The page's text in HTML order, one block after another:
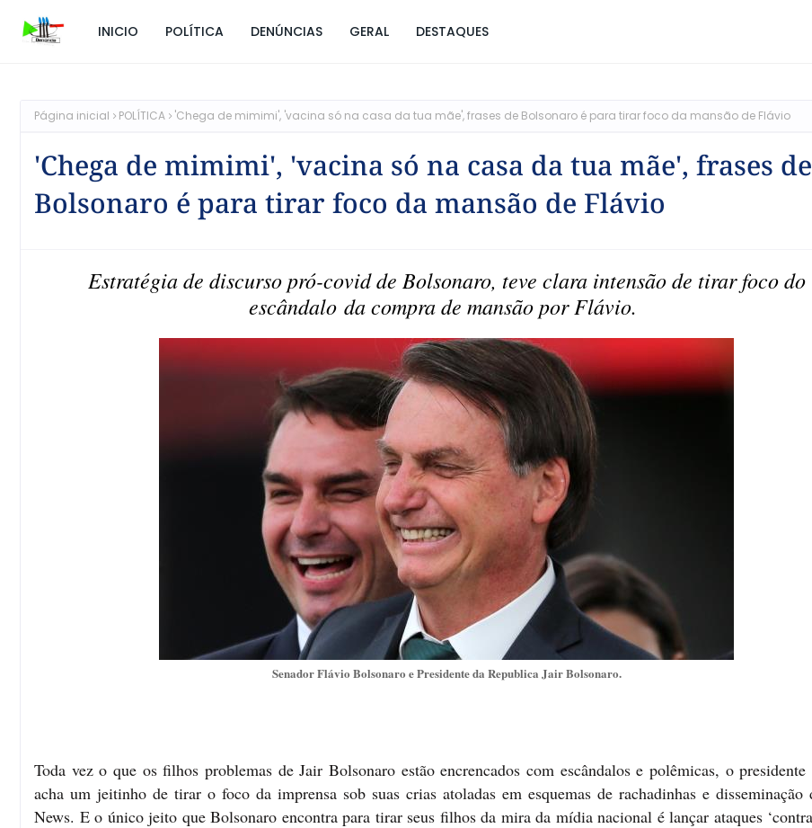
INICIO POLÍTICA DENÚNCIAS GERAL DESTAQUES
Página inicial POLÍTICA 'Chega de mimimi', 'vacina só na casa da tua mãe', frases de Bolsonaro é para tirar foco da mansão de Flávio
'Chega de mimimi', 'vacina só na casa da tua mãe', frases de
Bolsonaro é para tirar foco da mansão de Flávio
Estratégia de discurso pró-covid de Bolsonaro, teve clara intensão de tirar foco do
escândalo da compra de mansão por Flávio.
Senador Flávio Bolsonaro e Presidente da Republica Jair Bolsonaro.
Toda vez o que os filhos problemas de Jair Bolsonaro estão encrencados com escândalos e polêmicas, o presidente
acha um jeitinho de tirar o foco da imprensa sob suas crias atoladas em esquemas de rachadinhas e disseminação
News. E o único jeito que Bolsonaro encontra para tirar seus filhos da mira da mídia nacional é lançar ataques